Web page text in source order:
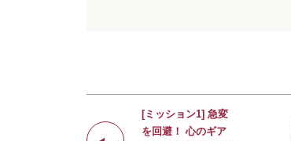
[ミッション1] 急変
を回避！ 心のギア